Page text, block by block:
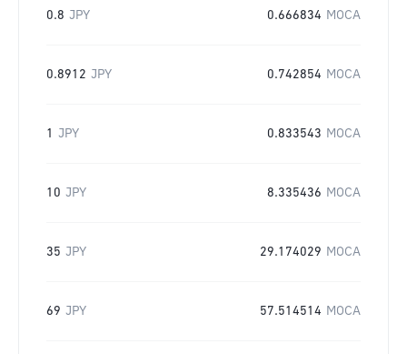
0.8 JPY 0.666834 MOCA
0.8912 JPY 0.742854 MOCA
1 JPY 0.833543 MOCA
10 JPY 8.335436 MOCA
35 JPY 29.174029 MOCA
69 JPY 57.514514 MOCA